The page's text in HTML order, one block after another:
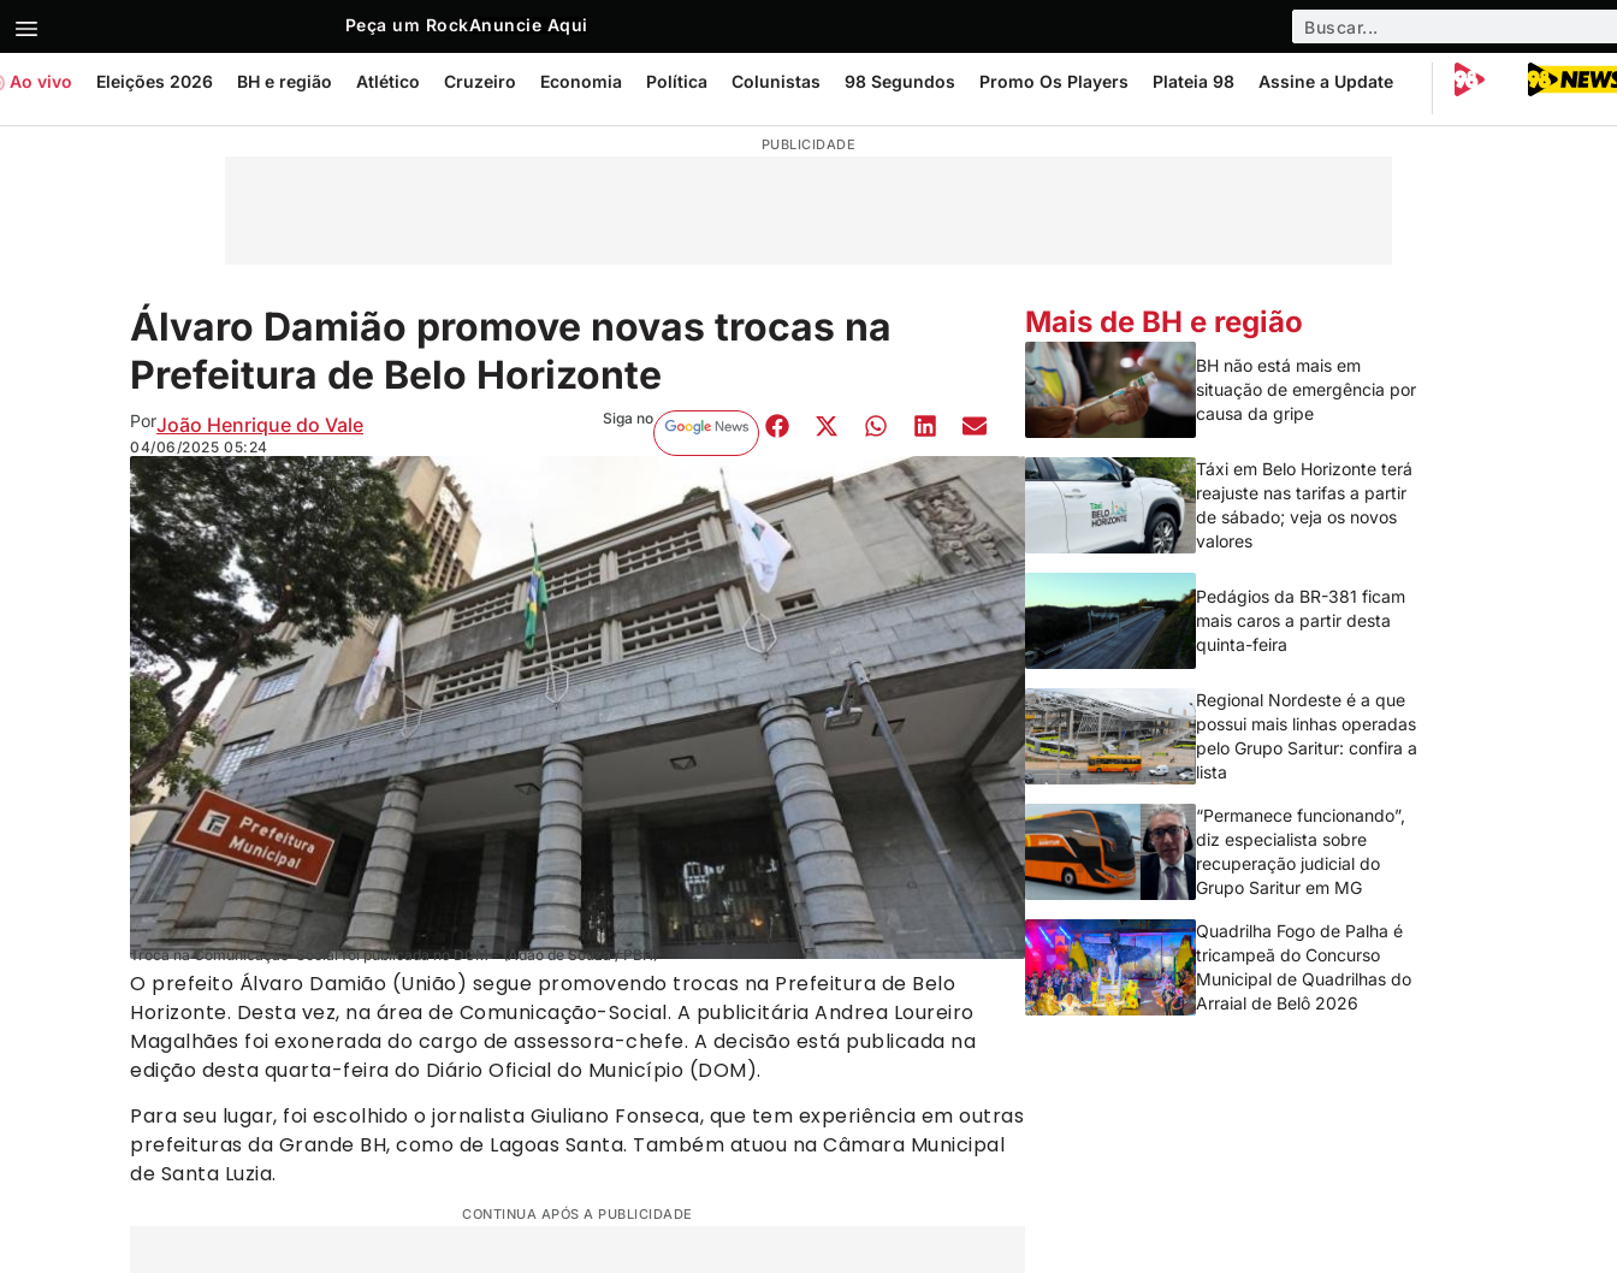
Peça um RockAnuncie Aqui
Ao vivo Eleições 2026 BH e região Atlético Cruzeiro Economia Política Colunistas 98 Segundos Promo Os Players Plateia 98 Assine a Update
PUBLICIDADE
Álvaro Damião promove novas trocas na
Prefeitura de Belo Horizonte
PorJoão Henrique do Vale
04/06/2025 05:24
Siga no
Troca na Comunicação-Social foi publicada no DOM - (Adão de Souza / PBH)
O prefeito Álvaro Damião (União) segue promovendo trocas na Prefeitura de Belo
Horizonte. Desta vez, na área de Comunicação-Social. A publicitária Andrea Loureiro
Magalhães foi exonerada do cargo de assessora-chefe. A decisão está publicada na
edição desta quarta-feira do Diário Oficial do Município (DOM).
Para seu lugar, foi escolhido o jornalista Giuliano Fonseca, que tem experiência em outras
prefeituras da Grande BH, como de Lagoas Santa. Também atuou na Câmara Municipal
de Santa Luzia.
CONTINUA APÓS A PUBLICIDADE
Mais de BH e região
BH não está mais em
situação de emergência por
causa da gripe
Táxi em Belo Horizonte terá
reajuste nas tarifas a partir
de sábado; veja os novos
valores
Pedágios da BR-381 ficam
mais caros a partir desta
quinta-feira
Regional Nordeste é a que
possui mais linhas operadas
pelo Grupo Saritur: confira a
lista
“Permanece funcionando”,
diz especialista sobre
recuperação judicial do
Grupo Saritur em MG
Quadrilha Fogo de Palha é
tricampeã do Concurso
Municipal de Quadrilhas do
Arraial de Belô 2026